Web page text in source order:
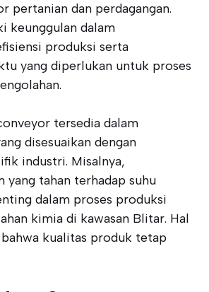
pertanian dan perdagangan.
keunggulan dalam
produksi serta
yang diperlukan untuk proses
tersedia dalam
disesuaikan dengan
industri. Misalnya,
yang tahan terhadap suhu
dalam proses produksi
kimia di kawasan Blitar. Hal
kualitas produk tetap